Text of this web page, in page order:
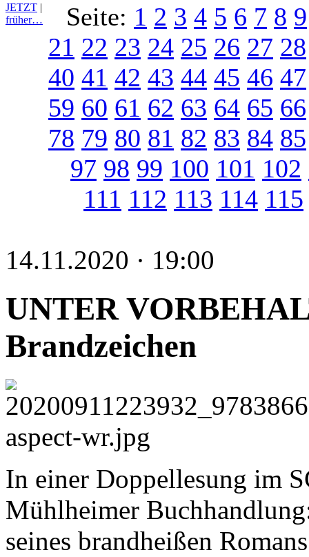
JETZT |
früher…
Seite: 1 2 3 4 5 6 7 8 9
21 22 23 24 25 26 27 28
40 41 42 43 44 45 46 47
59 60 61 62 63 64 65 66
78 79 80 81 82 83 84 85
97 98 99 100 101 102
111 112 113 114 115
14.11.2020 · 19:00
UNTER
Brandzeichen
In einer Doppellesung im
Mühlheimer
seines brandheißen